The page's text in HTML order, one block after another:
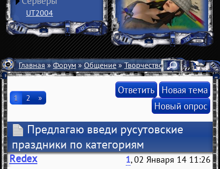
UT2004
Главная»Форум»Общение»Творчество» Предлагаю
1 2 »
Ответить Новая тема
Новый опрос
Предлагаю введи русутовские
праздники по категориям
Redex 1, 02 Января 14 11:26